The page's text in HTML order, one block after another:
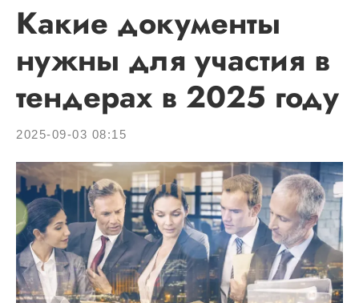
Какие документы
нужны для участия в
тендерах в 2025 году
2025-09-03 08:15